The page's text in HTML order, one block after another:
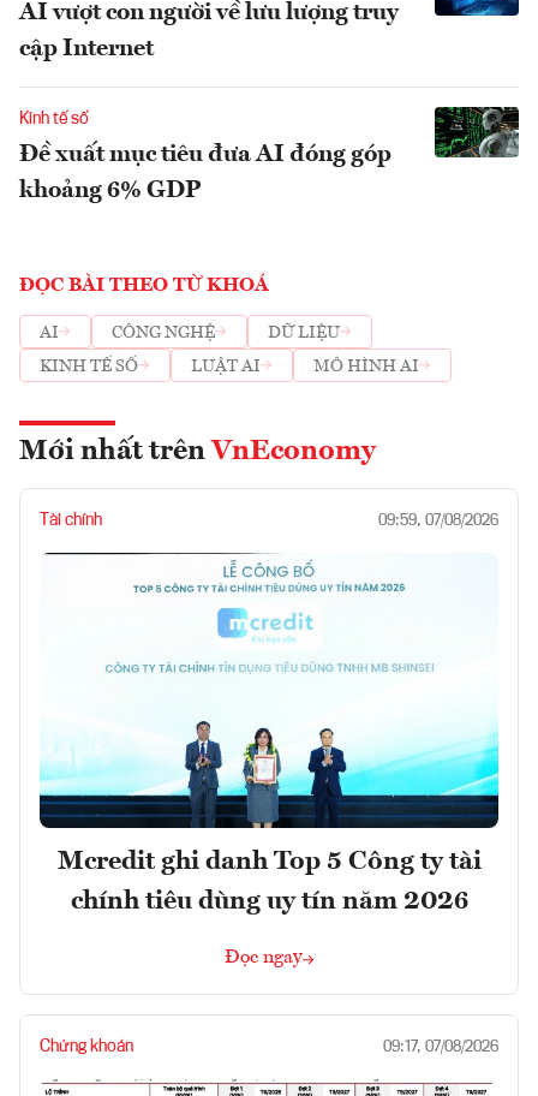
AI vượt con người về lưu lượng truy
cập Internet
Kinh tế số
Đề xuất mục tiêu đưa AI đóng góp
khoảng 6% GDP
ĐỌC BÀI THEO TỪ KHOÁ
AI CÔNG NGHỆ
DỮ LIỆU
KINH TẾ SỐ
LUẬT AI MÔ HÌNH AI
Mới nhất trên VnEconomy
Tài chính 09:59, 07/08/2026
Mcredit ghi danh Top 5 Công ty tài
chính tiêu dùng uy tín năm 2026
Đọc ngay
Chứng khoán 09:17, 07/08/2026